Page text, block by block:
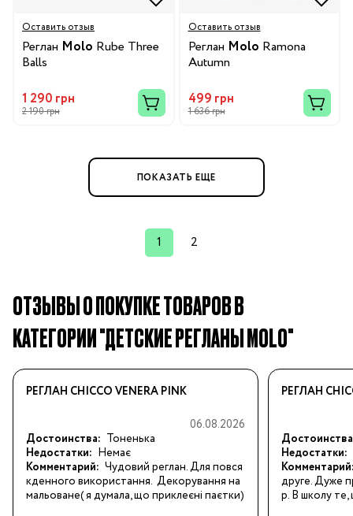
Оставить отзыв
Реглан Molo Rube Three
Balls
1 290 грн
2 190 грн
Оставить отзыв
Реглан Molo Ramona
Autumn
499 грн
1 636 грн
ПОКАЗАТЬ ЕЩЕ
1 2
ОТЗЫВЫ О ПОКУПКЕ ТОВАРОВ В
КАТЕГОРИИ "ДЕТСКИЕ РЕГЛАНЫ MOLO"
РЕГЛАН CHICCO VENERA PINK
06.08.2026
Достоинства: Тоненька
Недостатки: Немає
Комментарий: Чудовий реглан. Для повся
кденного використання.  Декорування на
мальоване( я думала, що приклеєні паєтки)
РЕГЛАН
Недостатки:
друге. Дуже
р. В школу